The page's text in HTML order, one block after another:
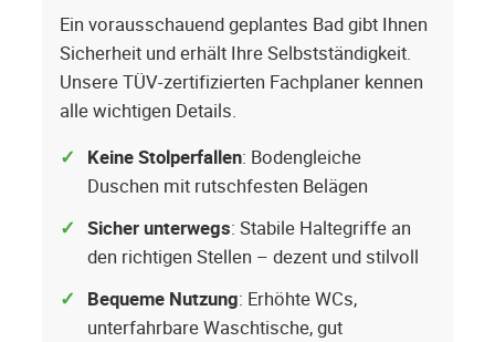
Ein vorausschauend geplantes Bad gibt Ihnen
Sicherheit und erhält Ihre Selbstständigkeit.
Unsere TÜV-zertifizierten Fachplaner kennen
alle wichtigen Details.
Keine Stolperfallen: Bodengleiche
Duschen mit rutschfesten Belägen
Sicher unterwegs: Stabile Haltegriffe an
den richtigen Stellen – dezent und stilvoll
Bequeme Nutzung: Erhöhte WCs,
unterfahrbare Waschtische, gut